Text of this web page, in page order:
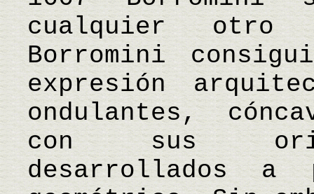
cualquier otro
Borromini
expresión
ondulantes,
con sus
desarrollados